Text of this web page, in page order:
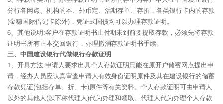
分行各网点、机构的本、外币定、活期存单、存折，各类银行卡内的存款
(金穗国际借记卡除外)，凭证式国债均可以办理存款证明。
6、其他说明:客户在存款证明书止付期未到前要提取存款，必须先将存款
证明书所有正本交回银行，办理撤消存款证明书手续。
三、中国建设银行代做银行存款证明
1、开具方法:申请人要求出具个人存款证明只能在原开户储蓄网点提出申
请，经办人员应认真审查申请人有效身份证明原件及其在建设银行的储蓄
存款凭证(包括存单、折、卡)原件等有关资料。个人存款证明可由申请人
以外的其他人(以下称代理人)代为办理和领取。代理人代为办理个人存款